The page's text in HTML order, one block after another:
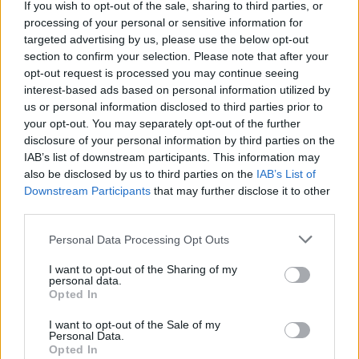
If you wish to opt-out of the sale, sharing to third parties, or
processing of your personal or sensitive information for
targeted advertising by us, please use the below opt-out
section to confirm your selection. Please note that after your
opt-out request is processed you may continue seeing
interest-based ads based on personal information utilized by
us or personal information disclosed to third parties prior to
your opt-out. You may separately opt-out of the further
disclosure of your personal information by third parties on the
IAB’s list of downstream participants. This information may
also be disclosed by us to third parties on the IAB’s List of
Downstream Participants that may further disclose it to other
Personal Data Processing Opt Outs
I want to opt-out of the Sharing of my
personal data.
Opted In
I want to opt-out of the Sale of my
Personal Data.
Opted In
Δερματίτιδα εξ επαφής
Κνίδωση
Άλλα εξανθήματα
Αντίστοιχα,το υαλουρονικό οξύπου επίσης
χρησιμοποιούν πολλές, δεν προσφέρει κανένα
όφελος σε αυτές τις ηλικίες. Και αυτό διότι δεν
έχουν παρουσιάσει ακόμη μείωση της φυσικής
παραγωγής του. Στην καλύτερη περίπτωση τα
οφέλη του περιορίζονται στην ενυδάτωση του
Βερνίκια νυχιών και μακιγιάζ
Ούτε, όμως, τα προϊόντα μακιγιάζ είναι ασφαλή
για τα παιδιά και τα κορίτσια εφηβικής ηλικίας.
«Τα βερνίκια νυχιών περιέχουν συστατικά, όπως
το τολουόλιο, τα οποία είναι τοξικά. Αυτά θα